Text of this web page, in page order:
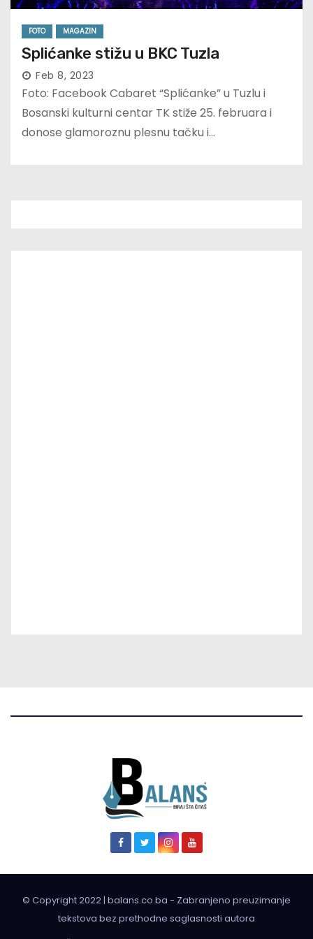
FOTO MAGAZIN
Splićanke stižu u BKC Tuzla
Feb 8, 2023
Foto: Facebook Cabaret “Splićanke” u Tuzlu i
Bosanski kulturni centar TK stiže 25. februara i
donose glamoroznu plesnu tačku i…
© Copyright 2022 | balans.co.ba - Zabranjeno preuzimanje
tekstova bez prethodne saglasnosti autora